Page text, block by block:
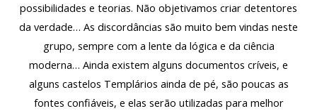
possibilidades e teorias. Não objetivamos criar detentores
da verdade… As discordâncias são muito bem vindas neste
grupo, sempre com a lente da lógica e da ciência
moderna… Ainda existem alguns documentos críveis, e
alguns castelos Templários ainda de pé, são poucas as
fontes confiáveis, e elas serão utilizadas para melhor